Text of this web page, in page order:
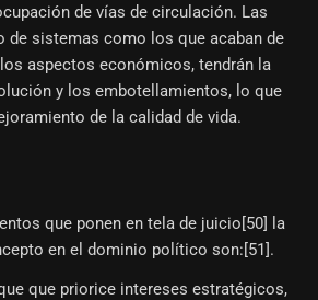
de vías de circulación. Las
de sistemas como los que acaban de
aspectos económicos, tendrán la
y los embotellamientos, lo que
de la calidad de vida.
que ponen en tela de juicio[50]​ la
en el dominio político son:[51]​.
que priorice intereses estratégicos,